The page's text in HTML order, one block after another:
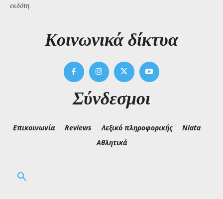
εκδότη.
Kοινωνικά δίκτυα
Σύνδεσμοι
Επικοινωνία Reviews Λεξικό πληροφορικής
Niata
Αθλητικά